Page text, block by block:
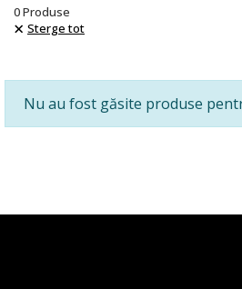
0Produse
Sterge tot
Nu au fost găsite produse